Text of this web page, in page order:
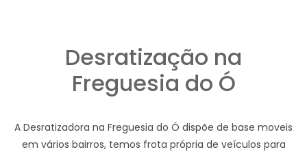
Desratização na
Freguesia do Ó
A Desratizadora na Freguesia do Ó dispõe de base moveis
em vários bairros, temos frota própria de veículos para